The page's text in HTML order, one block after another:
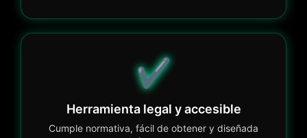
✔️
Herramienta legal y accesible
Cumple normativa, fácil de obtener y diseñada